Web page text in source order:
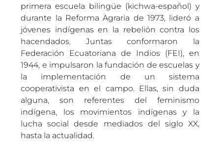
primera escuela bilingüe (kichwa-español) y
durante la Reforma Agraria de 1973, lideró a
jóvenes indígenas en la rebelión contra los
hacendados. Juntas conformaron la
Federación Ecuatoriana de Indios (FEI), en
1944, e impulsaron la fundación de escuelas y
la implementación de un sistema
cooperativista en el campo. Ellas, sin duda
alguna, son referentes del feminismo
indígena, los movimientos indígenas y la
lucha social desde mediados del siglo XX,
hasta la actualidad.